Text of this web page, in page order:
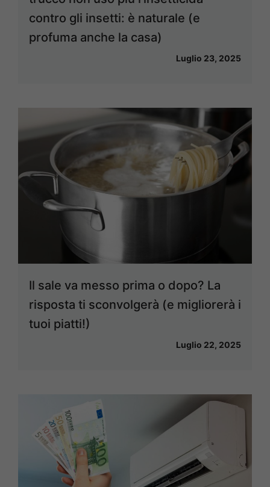
contro gli insetti: è naturale (e
profuma anche la casa)
Luglio 23, 2025
Il sale va messo prima o dopo? La
risposta ti sconvolgerà (e migliorerà i
tuoi piatti!)
Luglio 22, 2025